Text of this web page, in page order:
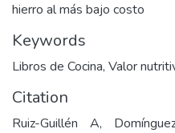
hierro al más bajo costo
Keywords
Libros de Cocina, Valor
Citation
Ruiz-Guillén A,